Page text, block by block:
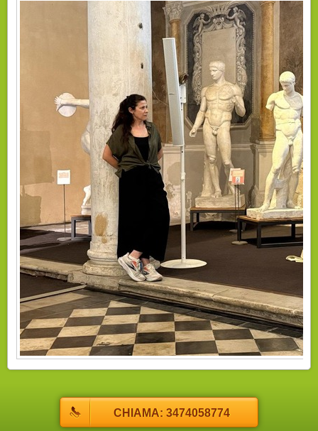
CHIAMA: 3474058774